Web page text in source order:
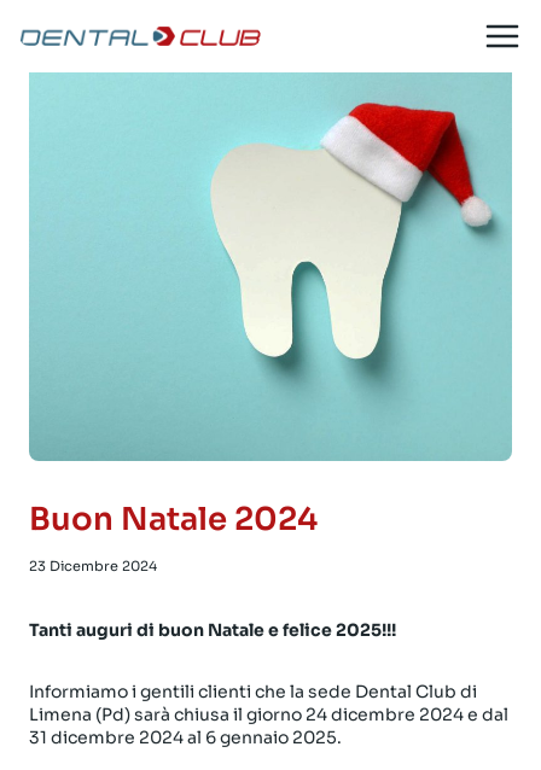
contenuto
Buon Natale 2024
23 Dicembre 2024
Tanti auguri di buon Natale e felice 2025!!!
Informiamo i gentili clienti che la sede Dental Club di
Limena (Pd) sarà chiusa il giorno 24 dicembre 2024 e dal
31 dicembre 2024 al 6 gennaio 2025.